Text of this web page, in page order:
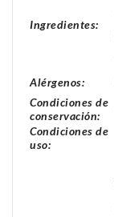
Ingredientes:
Alérgenos:
Condiciones de
conservación:
Condiciones de
uso: